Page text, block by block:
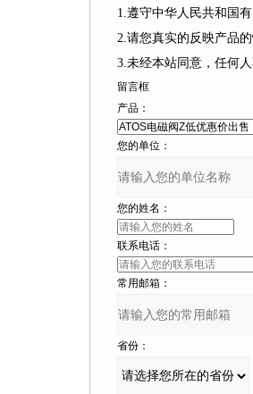
1.遵守中华人民共和国有关
2.请您真实的反映产品的情
3.未经本站同意，任
留言框
产品：
您的单位：
您的姓名：
联系电话：
常用邮箱：
省份：